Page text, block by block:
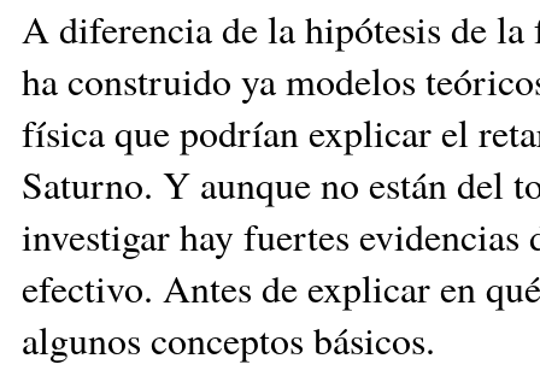
A diferencia de la hipótesis de
ha construido ya modelos
física que podrían explicar el
Saturno. Y aunque no están del
investigar hay fuertes evidencias
efectivo. Antes de explicar en
algunos conceptos básicos.